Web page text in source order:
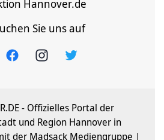
Hannover.de
Sie uns auf
- Offizielles Portal der
und Region Hannover in
der Madsack Mediengruppe |